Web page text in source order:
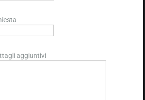
aggiuntivi